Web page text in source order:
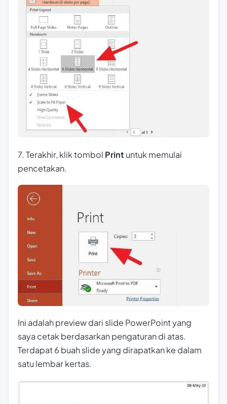
7. Terakhir, klik tombol Print untuk memulai
pencetakan.
Ini adalah preview dari slide PowerPoint yang
saya cetak berdasarkan pengaturan di atas.
Terdapat 6 buah slide yang dirapatkan ke dalam
satu lembar kertas.